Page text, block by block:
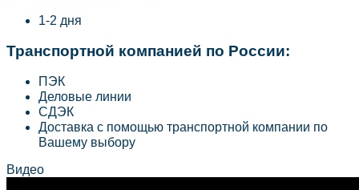
1-2 дня
Транспортной компанией по России:
ПЭК
Деловые линии
СДЭК
Доставка с помощью транспортной компании по
Вашему выбору
Видео